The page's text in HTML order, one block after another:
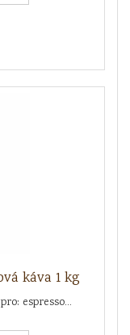
káva 1 kg
espresso...